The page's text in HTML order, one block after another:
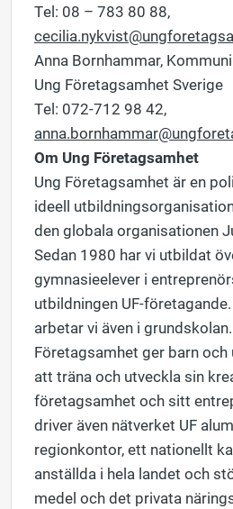
Tel: 08 – 783 80 88,
Anna Bornhammar,
Ung Företagsamhet Sverige
Tel: 072-712 98 42,
Om Ung Företagsamhet
Ung Företagsamhet är en
ideell
den globala organisationen
Sedan 1980 har vi utbildat
gymnasieelever i
utbildningen UF-
arbetar vi även i
Företagsamhet ger barn
att träna och utveckla sin
företagsamhet och sitt
driver även nätverket UF
regionkontor, ett nationellt
anställda i hela landet och
medel och det privata